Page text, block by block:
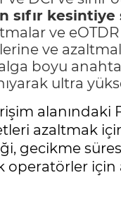
sıfır
ve
ve
boyu
ultra
alanındaki
azaltmak
gecikme
operatörler